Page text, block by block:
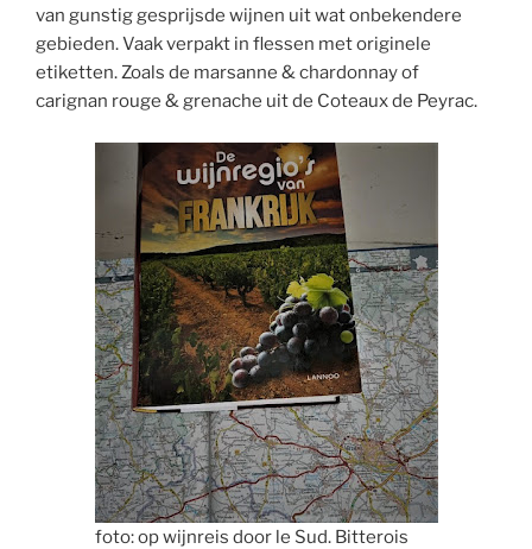
van gunstig gesprijsde wijnen uit wat onbekendere
gebieden. Vaak verpakt in flessen met originele
etiketten. Zoals de marsanne & chardonnay of
carignan rouge & grenache uit de Coteaux de Peyrac.
foto: op wijnreis door le Sud. Bitterois